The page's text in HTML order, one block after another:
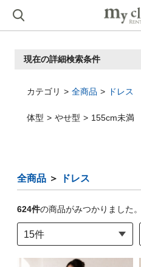
現在の詳細検索条件
カテゴリ 全商品 ドレス
体型 やせ型 155cm未満
全商品 ＞ ドレス
624件の商品がみつかりました。